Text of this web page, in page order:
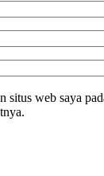
situs web saya